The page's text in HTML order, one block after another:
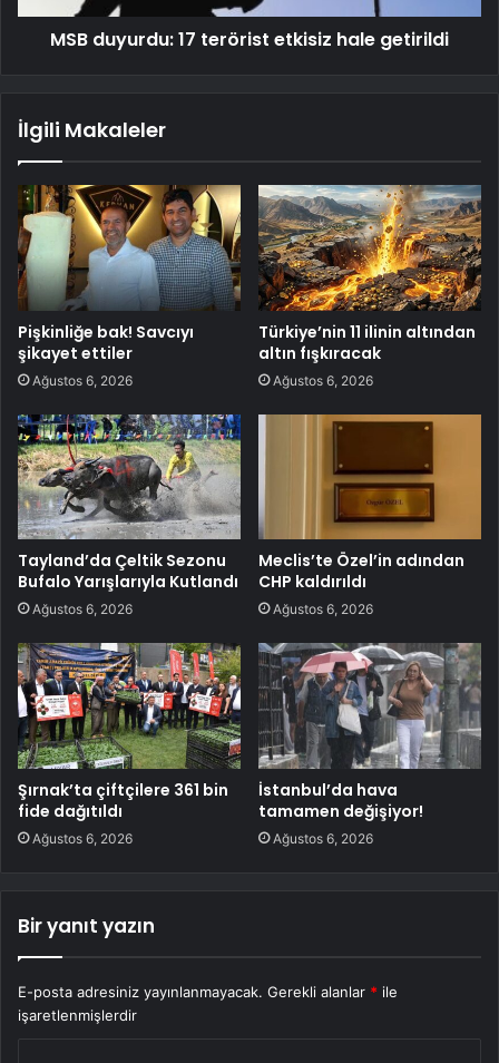
MSB duyurdu: 17 terörist etkisiz hale getirildi
İlgili Makaleler
Pişkinliğe bak! Savcıyı
şikayet ettiler
Ağustos 6, 2026
Türkiye’nin 11 ilinin altından
altın fışkıracak
Ağustos 6, 2026
Tayland’da Çeltik Sezonu
Bufalo Yarışlarıyla Kutlandı
Ağustos 6, 2026
Meclis’te Özel’in adından
CHP kaldırıldı
Ağustos 6, 2026
Şırnak’ta çiftçilere 361 bin
fide dağıtıldı
Ağustos 6, 2026
İstanbul’da hava
tamamen değişiyor!
Ağustos 6, 2026
Bir yanıt yazın
E-posta adresiniz yayınlanmayacak. Gerekli alanlar * ile
işaretlenmişlerdir